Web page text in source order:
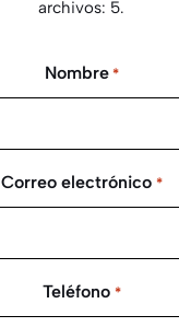
archivos: 5.
Nombre *
Correo electrónico *
Teléfono *